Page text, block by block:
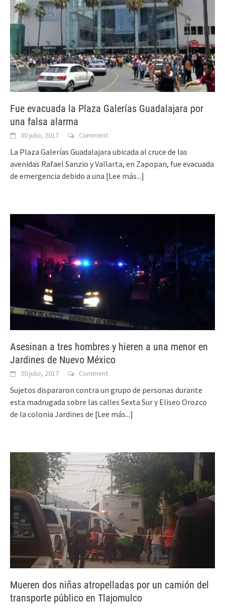
Fue evacuada la Plaza Galerías Guadalajara por
una falsa alarma
30 julio, 2017 Comment
La Plaza Galerías Guadalajara ubicada al cruce de las
avenidas Rafael Sanzio y Vallarta, en Zapopan, fue evacuada
de emergencia debido a una [Lee más...]
Asesinan a tres hombres y hieren a una menor en
Jardines de Nuevo México
30 julio, 2017 Comment
Sujetos dispararon contra un grupo de personas durante
esta madrugada sobre las calles Sexta Sur y Eliseo Orozco
de la colonia Jardines de [Lee más...]
Mueren dos niñas atropelladas por un camión del
transporte público en Tlajomulco